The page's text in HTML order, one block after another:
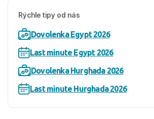
Rýchle tipy od nás
Dovolenka Egypt 2026
Last minute Egypt 2026
Dovolenka Hurghada 2026
Last minute Hurghada 2026